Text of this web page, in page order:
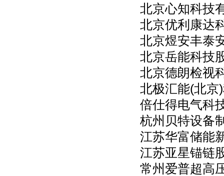
北京心知科技
北京优利康达
北京煜安丰泰
北京岳能科技
北京德朗检视
北极汇能(北京
倍仕得电气科
杭州贝特设备
江苏华富储能
江苏亚星锚链
常州爱普超高